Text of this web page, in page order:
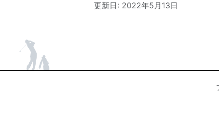
更新日: 2022年5月13日